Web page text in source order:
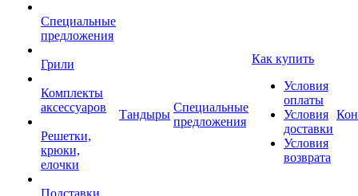
Специальные
предложения
Грили
Комплекты
аксессуаров
Решетки,
крюки,
елочки
Подставки
Тандыры
Специальные
предложения
Как купить
Условия
оплаты
Условия
доставки
Условия
возврата